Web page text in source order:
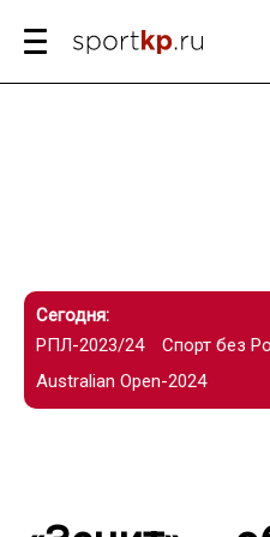
Сегодня:
РПЛ-2023/24
Спорт без
Australian Open-2024